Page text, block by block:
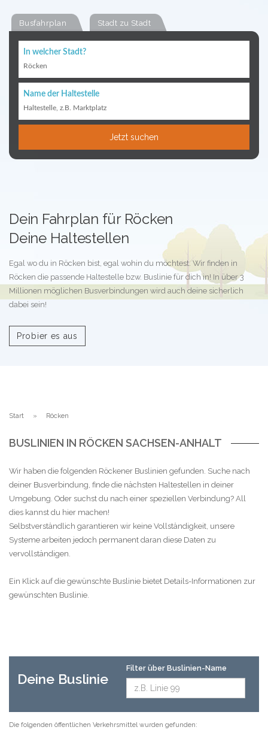
Busfahrplan Stadt zu Stadt
In welcher Stadt?
Röcken
Name der Haltestelle
Haltestelle, z.B. Marktplatz
Jetzt suchen
Dein Fahrplan für Röcken
Deine Haltestellen
Egal wo du in Röcken bist, egal wohin du möchtest. Wir finden in
Röcken die passende Haltestelle bzw. Buslinie für dich in! In über 3
Millionen möglichen Busverbindungen wird auch deine sicherlich
dabei sein!
Probier es aus
Start Röcken
BUSLINIEN IN RÖCKEN SACHSEN-ANHALT
Wir haben die folgenden Röckener Buslinien gefunden. Suche nach
deiner Busverbindung, finde die nächsten Haltestellen in deiner
Umgebung. Oder suchst du nach einer speziellen Verbindung? All
dies kannst du hier machen!
Selbstverständlich garantieren wir keine Vollständigkeit, unsere
Systeme arbeiten jedoch permanent daran diese Daten zu
vervollständigen.
Ein Klick auf die gewünschte Buslinie bietet Details-Informationen zur
gewünschten Buslinie.
Deine Buslinie
Filter über Buslinien-Name
Die folgenden öffentlichen Verkehrsmittel wurden gefunden: